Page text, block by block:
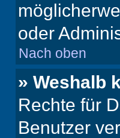
oder
Nach oben
» Weshalb
Rechte für
Benutzer